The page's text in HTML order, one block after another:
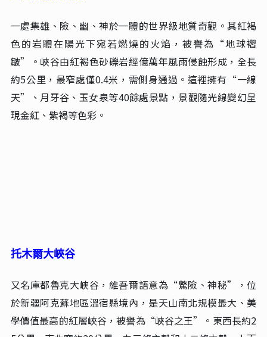
天”、月牙谷、玉女泉等40餘處景點，景觀隨光線變幻呈
現金紅、紫褐等色彩。